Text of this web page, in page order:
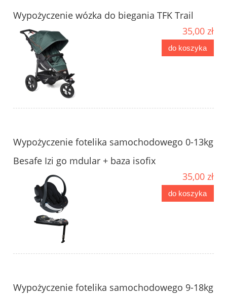
Wypożyczenie wózka do biegania TFK Trail
35,00 zł
do koszyka
Wypożyczenie fotelika samochodowego 0-13kg
Besafe Izi go mdular + baza isofix
35,00 zł
do koszyka
Wypożyczenie fotelika samochodowego 9-18kg